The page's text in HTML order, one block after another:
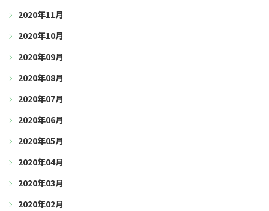
2020年11月
2020年10月
2020年09月
2020年08月
2020年07月
2020年06月
2020年05月
2020年04月
2020年03月
2020年02月